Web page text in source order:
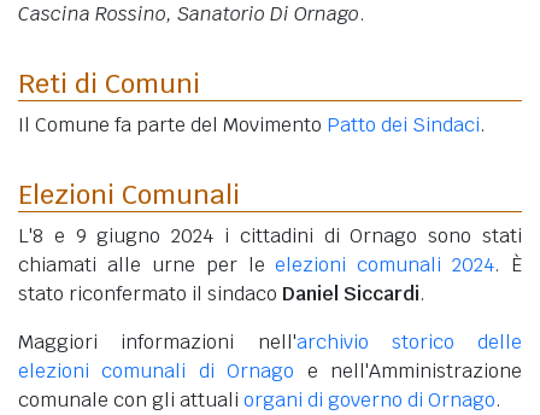
Cascina Rossino, Sanatorio Di Ornago.
Reti di Comuni
Il Comune fa parte del Movimento Patto dei Sindaci.
Elezioni Comunali
L'8 e 9 giugno 2024 i cittadini di Ornago sono stati
chiamati alle urne per leelezioni comunali 2024. È
stato riconfermato il sindaco Daniel Siccardi.
Maggiori informazioni nell'archivio storico delle
elezioni comunali di Ornago e nell'Amministrazione
comunale con gli attuali organi di governo di Ornago.